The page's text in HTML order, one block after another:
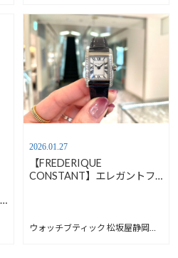
2026.01.27
【FREDERIQUE
CONSTANT】エレガントフ
ウォッチブティック 松坂屋静岡店 Blog